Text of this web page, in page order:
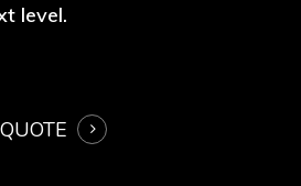
level.